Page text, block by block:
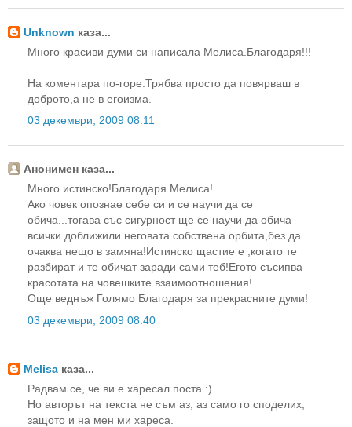
Unknown каза...
Много красиви думи си написала Мелиса.Благодаря!!!
На коментара по-горе:Трябва просто да повярваш в
доброто,а не в егоизма.
03 декември, 2009 08:11
Анонимен каза...
Много истинско!Благодаря Мелиса!
Ако човек опознае себе си и се научи да се
обича...тогава със сигурност ще се научи да обича
всички доближили неговата собствена орбита,без да
очаква нещо в замяна!Истинско щастие е ,когато те
разбират и те обичат заради сами теб!Егото съсипва
красотата на човешките взаимоотношения!
Още веднъж Голямо Благодаря за прекрасните думи!
03 декември, 2009 08:40
Melisa каза...
Радвам се, че ви е харесал поста :)
Но авторът на текста не съм аз, аз само го споделих,
защото и на мен ми хареса.